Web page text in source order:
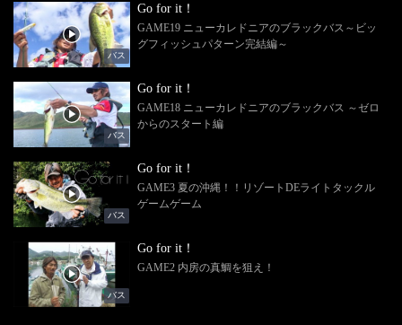
バス
Go for it！
GAME19 ニューカレドニアのブラックバス～ビッ
グフィッシュパターン完結編～
バス
Go for it！
GAME18 ニューカレドニアのブラックバス ～ゼロ
からのスタート編
バス
Go for it！
GAME3 夏の沖縄！！リゾートDEライトタックル
ゲームゲーム
バス
Go for it！
GAME2 内房の真鯛を狙え！